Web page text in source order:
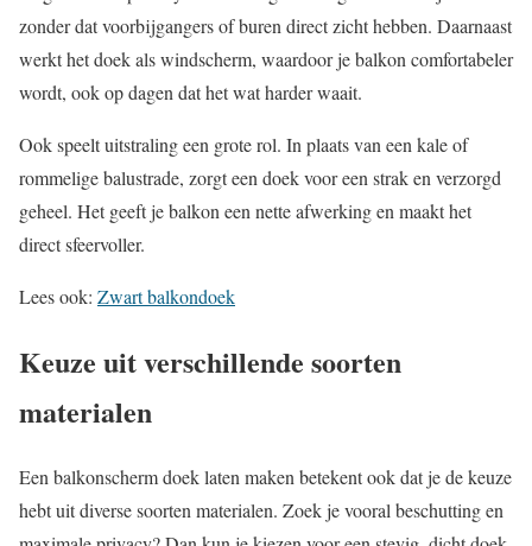
zonder dat voorbijgangers of buren direct zicht hebben. Daarnaast
werkt het doek als windscherm, waardoor je balkon comfortabeler
wordt, ook op dagen dat het wat harder waait.
Ook speelt uitstraling een grote rol. In plaats van een kale of
rommelige balustrade, zorgt een doek voor een strak en verzorgd
geheel. Het geeft je balkon een nette afwerking en maakt het
direct sfeervoller.
Lees ook: Zwart balkondoek
Keuze uit verschillende soorten
materialen
Een balkonscherm doek laten maken betekent ook dat je de keuze
hebt uit diverse soorten materialen. Zoek je vooral beschutting en